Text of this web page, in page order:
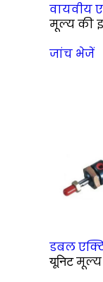
वायवीय
मूल्य की
जांच भेजें
डबल
यूनिटमूल्य